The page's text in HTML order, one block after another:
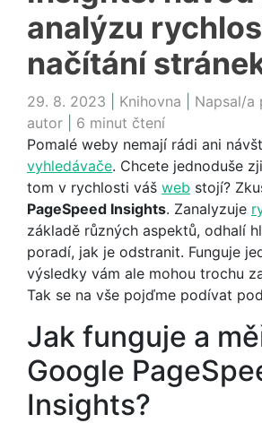
analýzu
načítání
29. 8. 2023 Knihovna Napsal/a
autor
6 minut čtení
Pomalé weby nemají rádi ani
vyhledávače. Chcete jednoduše
tom v rychlosti váš web stojí?
PageSpeed Insights. Zanalyzuje
základě různých aspektů, odhalí
poradí, jak je odstranit. Funguje
výsledky vám ale mohou trochu
Tak se na vše pojďme podívat
Jak funguje a
Google
Insights?